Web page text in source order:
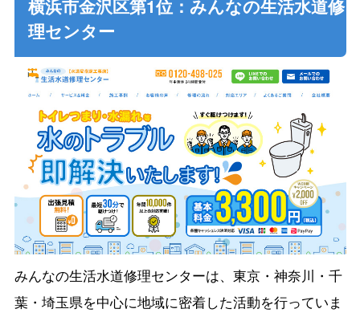
横浜市金沢区第1位：みんなの生活水道修
理センター
みんなの生活水道修理センターは、東京・神奈川・千
葉・埼玉県を中心に地域に密着した活動を行っていま